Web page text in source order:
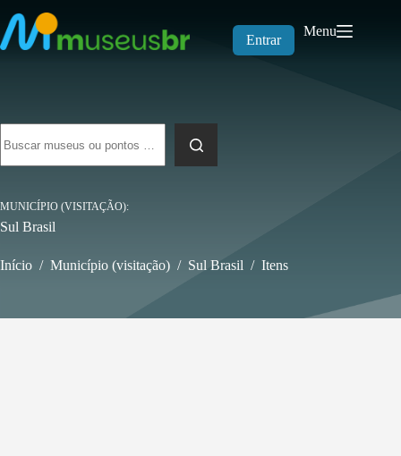
para
o
conteúdo
Entrar
Menu
resultados
MUNICÍPIO (VISITAÇÃO)
Sul Brasil
Início / Município (visitação) / Sul Brasil / Itens